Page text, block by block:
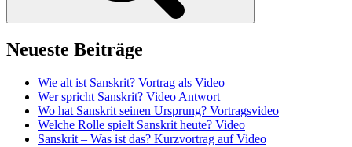
Neueste Beiträge
Wie alt ist Sanskrit? Vortrag als Video
Wer spricht Sanskrit? Video Antwort
Wo hat Sanskrit seinen Ursprung? Vortragsvideo
Welche Rolle spielt Sanskrit heute? Video
Sanskrit – Was ist das? Kurzvortrag auf Video